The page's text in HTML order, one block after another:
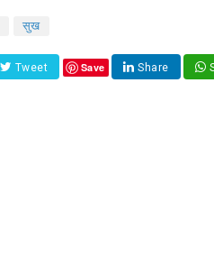
सुख
Tweet Save Share